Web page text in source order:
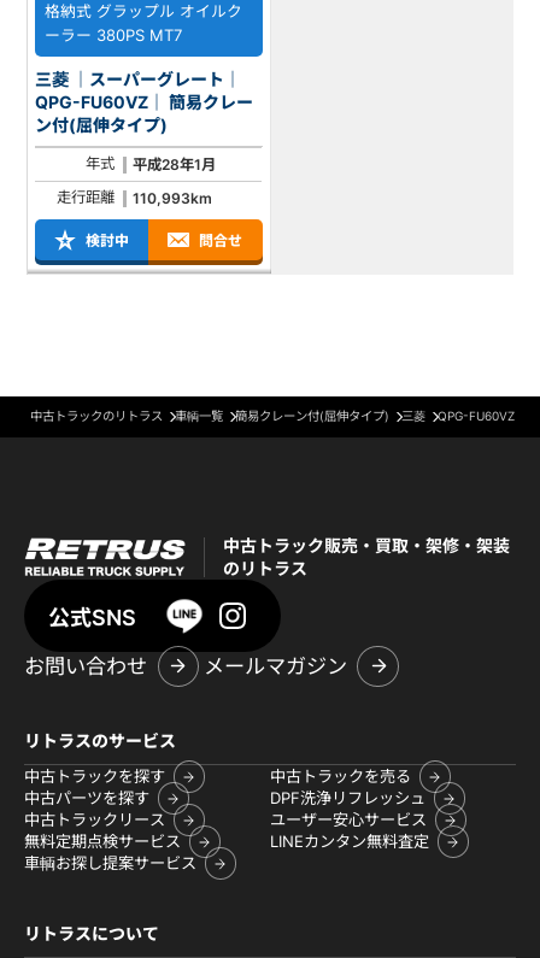
格納式 グラップル オイルク
ーラー 380PS MT7
三菱 ｜スーパーグレート｜
QPG-FU60VZ｜ 簡易クレー
ン付(屈伸タイプ)
年式
平成28年1月
走行距離
110,993km
検討中 問合せ
中古トラックのリトラス 車輌一覧 簡易クレーン付(屈伸タイプ) 三菱 QPG-FU60VZ
中古トラック販売・買取・架修・架装
のリトラス
公式SNS
お問い合わせ
メールマガジン
リトラスのサービス
中古トラックを探す
中古トラックを売る
中古パーツを探す
DPF洗浄リフレッシュ
中古トラックリース
ユーザー安心サービス
無料定期点検サービス
LINEカンタン無料査定
車輌お探し提案サービス
リトラスについて